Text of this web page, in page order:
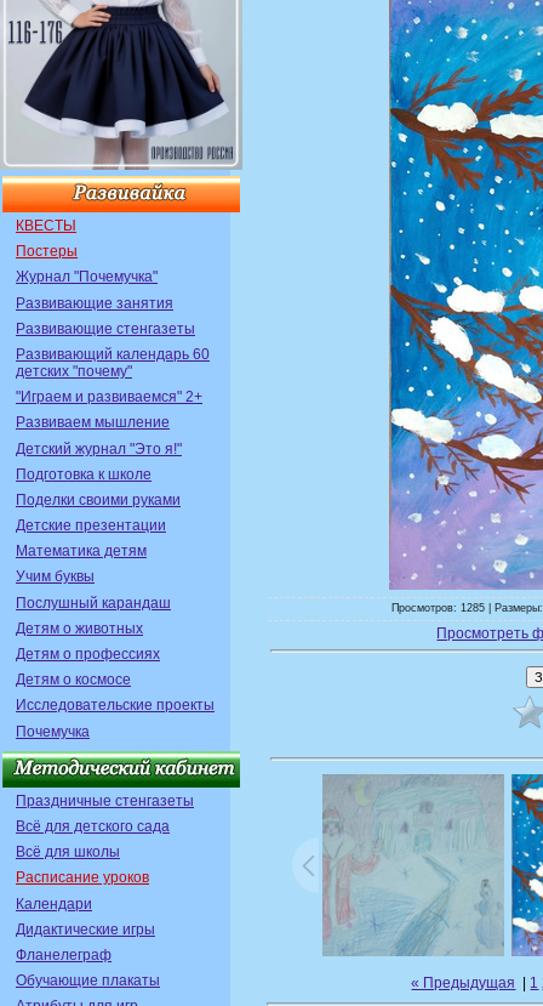
КВЕСТЫ
Постеры
Журнал "Почемучка"
Развивающие занятия
Развивающие стенгазеты
Развивающий календарь 60
детских "почему"
"Играем и развиваемся" 2+
Развиваем мышление
Детский журнал "Это я!"
Подготовка к школе
Поделки своими руками
Детские презентации
Математика детям
Учим буквы
Послушный карандаш
Детям о животных
Детям о профессиях
Детям о космосе
Исследовательские проекты
Почемучка
Праздничные стенгазеты
Всё для детского сада
Всё для школы
Расписание уроков
Календари
Дидактические игры
Фланелеграф
Обучающие плакаты
Просмотров: 1285 |
Просмотреть
« Предыдущая 1